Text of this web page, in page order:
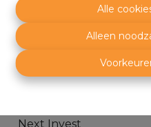
Alle
Alleen
Next Invest